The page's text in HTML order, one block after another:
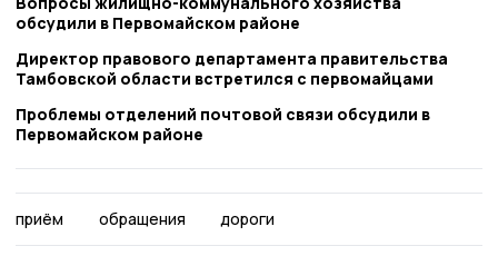
обсудили в Первомайском районе
Директор правового департамента правительства
Тамбовской области встретился с первомайцами
Проблемы отделений почтовой связи обсудили в
Первомайском районе
приём обращения дороги